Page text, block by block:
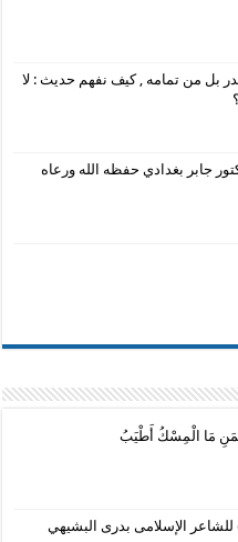
بل من تمامه , كيف نفهم حديث : لا
جابر بغدادي حفظه الله ورعاه
مَا الْمِسْكُ أَطْيَبُ
الإسلامى بدرى البشيهي